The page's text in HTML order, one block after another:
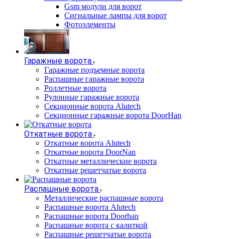
Gsm модули для ворот
Сигнальные лампы для ворот
Фотоэлементы
Гаражные ворота
Гаражные подъемные ворота
Распашные гаражные ворота
Роллетные ворота
Рулонные гаражные ворота
Секционные ворота Alutech
Секционные гаражные ворота DoorHan
Откатные ворота
Откатные ворота Alutech
Откатные ворота DoorNan
Откатные металлические ворота
Откатные решетчатые ворота
Распашные ворота
Металлические распашные ворота
Распашные ворота Alutech
Распашные ворота Doorhan
Распашные ворота с калиткой
Распашные решетчатые ворота